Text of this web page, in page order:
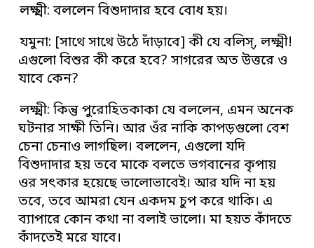
লক্ষ্মী: বললেন বিশুদাদার হবে বোধ হয়।
যমুনা: [সাথে সাথে উঠে দাঁড়াবে] কী যে বলিস্‌, লক্ষ্মী!
এগুলো বিশুর কী করে হবে? সাগরের অত উত্তরে ও
যাবে কেন?
লক্ষ্মী: কিন্তু পুরোহিতকাকা যে বললেন, এমন অনেক
ঘটনার সাক্ষী তিনি। আর ওঁর নাকি কাপড়গুলো বেশ
চেনা চেনাও লাগছিল। বললেন, এগুলো যদি
বিশুদাদার হয় তবে মাকে বলতে ভগবানের কৃপায়
ওর সৎকার হয়েছে ভালোভাবেই। আর যদি না হয়
তবে, তবে আমরা যেন একদম চুপ করে থাকি। এ
ব্যাপারে কোন কথা না বলাই ভালো। মা হয়ত কাঁদতে
কাঁদতেই মরে যাবে।